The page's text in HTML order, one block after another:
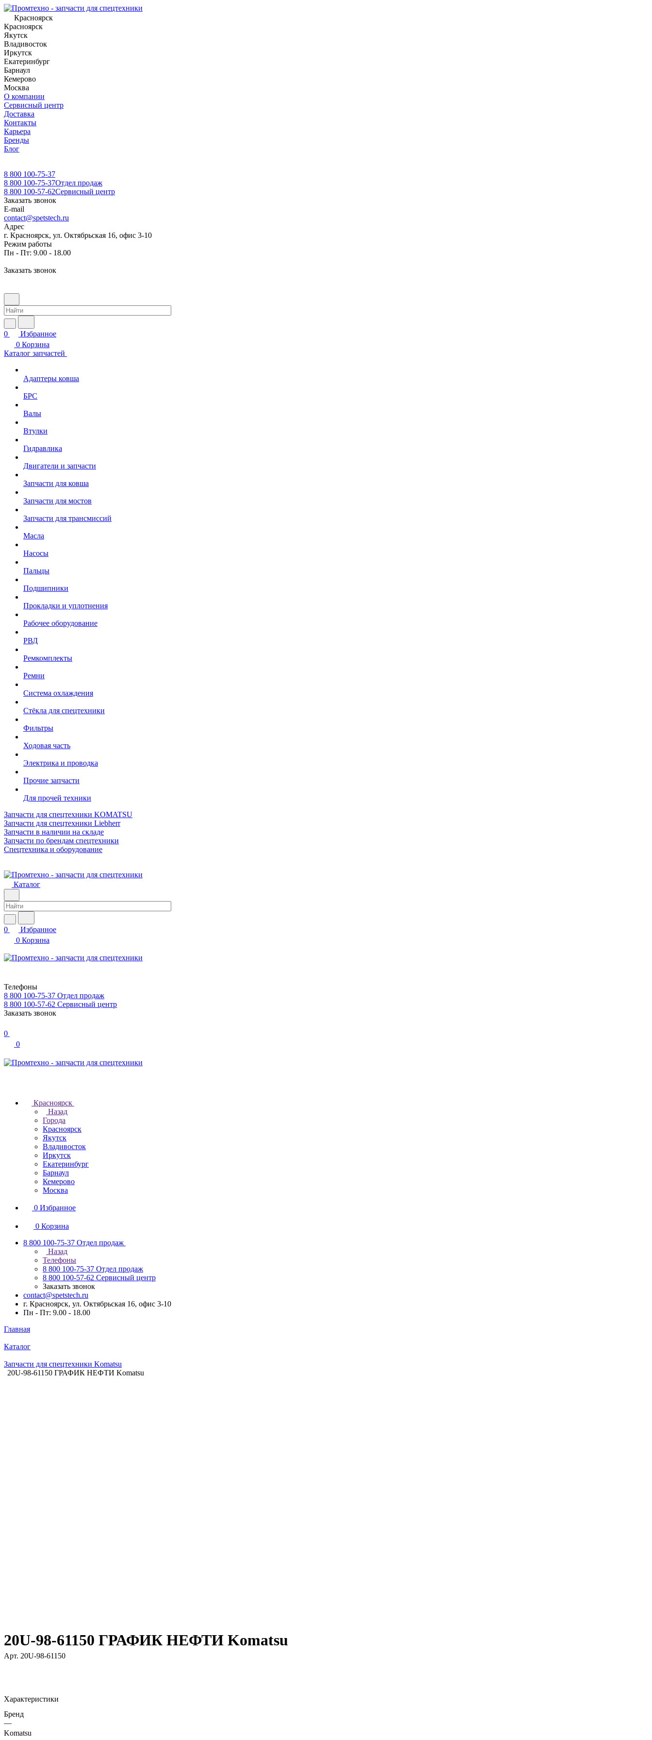
Красноярск
Красноярск
Якутск
Владивосток
Иркутск
Екатеринбург
Барнаул
Кемерово
Москва
О компании
Сервисный центр
Доставка
Контакты
Карьера
Бренды
Блог
8 800 100-75-37
8 800 100-75-37Отдел продаж
8 800 100-57-62Сервисный центр
Заказать звонок
E-mail
contact@spetstech.ru
Адрес
г. Красноярск, ул. Октябрьская 16, офис 3-10
Режим работы
Пн - Пт: 9.00 - 18.00
Заказать звонок
0
Избранное
0 Корзина
Каталог запчастей
Адаптеры ковша
БРС
Валы
Втулки
Гидравлика
Двигатели и запчасти
Запчасти для ковша
Запчасти для мостов
Запчасти для трансмиссий
Масла
Насосы
Пальцы
Подшипники
Прокладки и уплотнения
Рабочее оборудование
РВД
Ремкомплекты
Ремни
Система охлаждения
Стёкла для спецтехники
Фильтры
Ходовая часть
Электрика и проводка
Прочие запчасти
Для прочей техники
Запчасти для спецтехники KOMATSU
Запчасти для спецтехники Liebherr
Запчасти в наличии на складе
Запчасти по брендам спецтехники
Спецтехника и оборудование
Каталог
0
Избранное
0 Корзина
Телефоны
8 800 100-75-37 Отдел продаж
8 800 100-57-62 Сервисный центр
Заказать звонок
0
0
Красноярск
Назад
Города
Красноярск
Якутск
Владивосток
Иркутск
Екатеринбург
Барнаул
Кемерово
Москва
0 Избранное
0 Корзина
8 800 100-75-37 Отдел продаж
Назад
Телефоны
8 800 100-75-37 Отдел продаж
8 800 100-57-62 Сервисный центр
Заказать звонок
contact@spetstech.ru
г. Красноярск, ул. Октябрьская 16, офис 3-10
Пн - Пт: 9.00 - 18.00
Главная
Каталог
Запчасти для спецтехники Komatsu
20U-98-61150 ГРАФИК НЕФТИ Komatsu
20U-98-61150 ГРАФИК НЕФТИ Komatsu
Арт. 20U-98-61150
Характеристики
Бренд
—
Komatsu